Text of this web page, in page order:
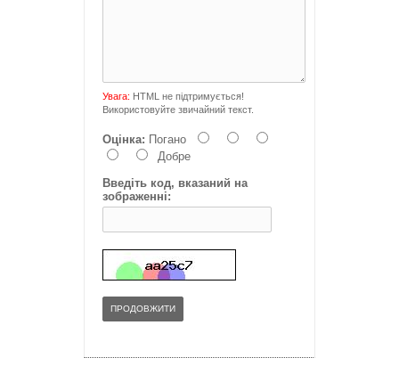
Увага: HTML не підтримується!
Використовуйте звичайний текст.
Оцінка: Погано
Добре
Введіть код, вказаний на
зображенні:
ПРОДОВЖИТИ